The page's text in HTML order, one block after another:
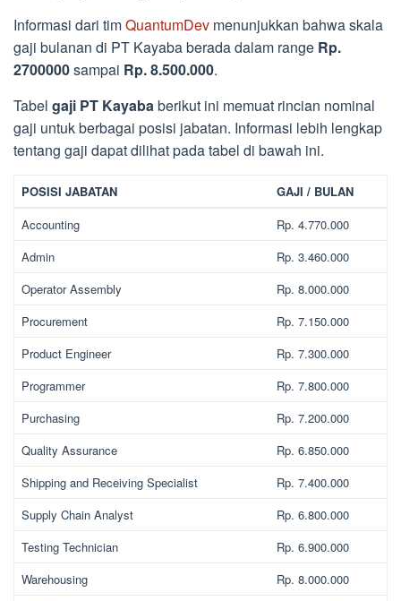
Informasi dari timQuantumDev menunjukkan bahwa skala
gaji bulanan di PT Kayaba berada dalam range Rp.
2700000sampai Rp. 8.500.000.
Tabel gaji PT Kayababerikut ini memuat rincian nominal
gaji untuk berbagai posisi jabatan. Informasi lebih lengkap
tentang gaji dapat dilihat pada tabel di bawah ini.
POSISI JABATAN
GAJI / BULAN
Accounting
Rp. 4.770.000
Admin
Rp. 3.460.000
Operator Assembly
Rp. 8.000.000
Procurement
Rp. 7.150.000
Product Engineer
Rp. 7.300.000
Programmer
Rp. 7.800.000
Purchasing
Rp. 7.200.000
Quality Assurance
Rp. 6.850.000
Shipping and Receiving Specialist
Rp. 7.400.000
Supply Chain Analyst
Rp. 6.800.000
Testing Technician
Rp. 6.900.000
Warehousing
Rp. 8.000.000